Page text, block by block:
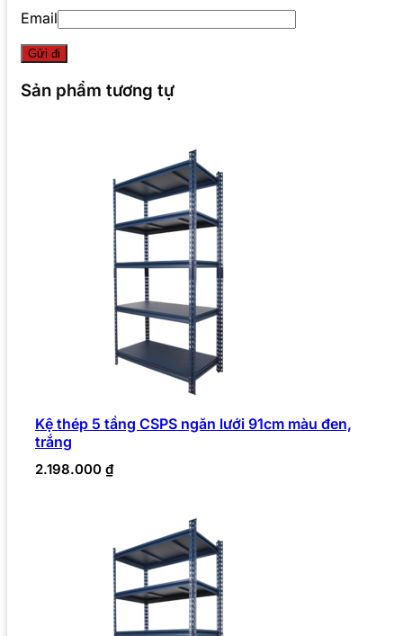
Email
Sản phẩm tương tự
Kệ thép 5 tầng CSPS ngăn lưới 91cm màu đen,
trắng
2.198.000 ₫